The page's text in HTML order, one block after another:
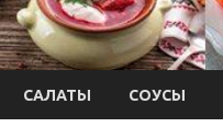
САЛАТЫ СОУСЫ